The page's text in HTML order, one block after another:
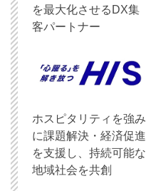
を最大化させるDX集
客パートナー
ホスピタリティを強み
に課題解決・経済促進
を支援し、持続可能な
地域社会を共創